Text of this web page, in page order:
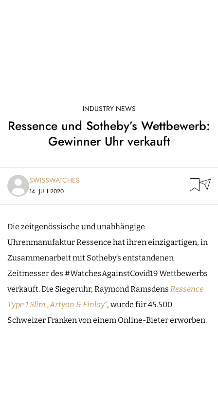
INDUSTRY NEWS
Ressence und Sotheby’s Wettbewerb:
Gewinner Uhr verkauft
SWISSWATCHES
14. JULI 2020
Die zeitgenössische und unabhängige
Uhrenmanufaktur Ressence hat ihren einzigartigen, in
Zusammenarbeit mit Sotheby’s entstandenen
Zeitmesser des #WatchesAgainstCovid19 Wettbewerbs
verkauft. Die Siegeruhr, Raymond Ramsdens Ressence
Type 1 Slim „Artyon & Finlay“, wurde für 45.500
Schweizer Franken von einem Online-Bieter erworben.